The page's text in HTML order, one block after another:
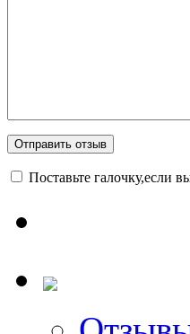
Поставьте галочку,если